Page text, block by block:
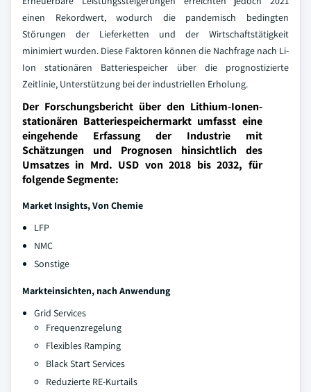
einen Rekordwert, wodurch die pandemisch bedingten
Störungen der Lieferketten und der Wirtschaftstätigkeit
minimiert wurden. Diese Faktoren können die Nachfrage nach Li-
Ion stationären Batteriespeicher über die prognostizierte
Zeitlinie, Unterstützung bei der industriellen Erholung.
Der Forschungsbericht über den Lithium-Ionen-
stationären Batteriespeichermarkt umfasst eine
eingehende Erfassung der Industrie mit
Schätzungen und Prognosen hinsichtlich des
Umsatzes in Mrd. USD von 2018 bis 2032, für
folgende Segmente:
Market Insights, Von Chemie
LFP
NMC
Sonstige
Markteinsichten, nach Anwendung
Grid Services
Frequenzregelung
Flexibles Ramping
Black Start Services
Reduzierte RE-Kurtails